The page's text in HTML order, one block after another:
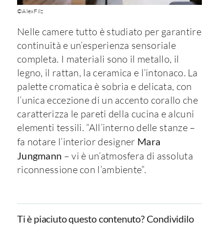
©AlexFilz
Nelle camere tutto è studiato per garantire
continuità e un’esperienza sensoriale
completa. I materiali sono il metallo, il
legno, il rattan, la ceramica e l’intonaco. La
palette cromatica è sobria e delicata, con
l’unica eccezione di un accento corallo che
caratterizza le pareti della cucina e alcuni
elementi tessili. “All’interno delle stanze –
fa notare l’interior designer Mara
Jungmann – vi è un’atmosfera di assoluta
riconnessione con l’ambiente”.
Ti è piaciuto questo contenuto? Condividilo